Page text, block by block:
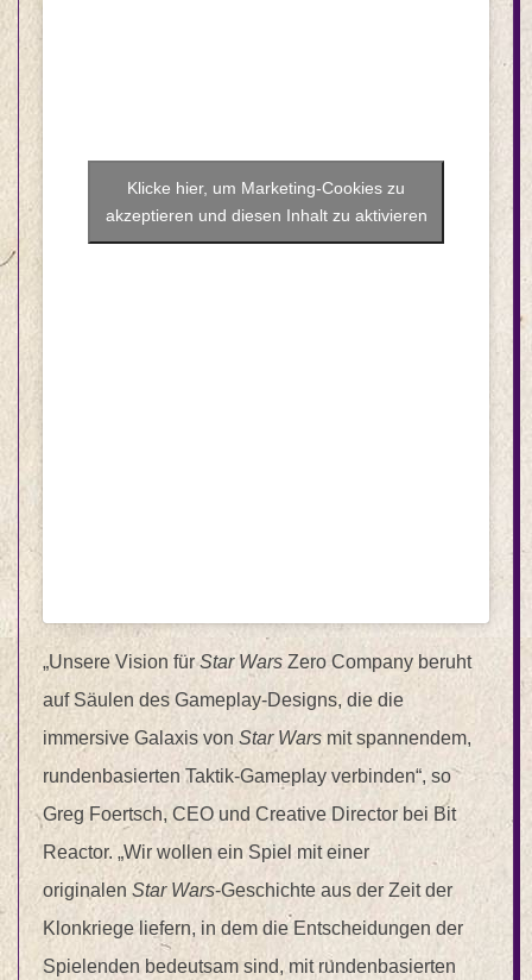
Klicke hier, um Marketing-Cookies zu
akzeptieren und diesen Inhalt zu aktivieren
„Unsere Vision fürStar Wars Zero Company beruht
auf Säulen des Gameplay-Designs, die die
immersive Galaxis von Star Wars mit spannendem,
rundenbasierten Taktik-Gameplay verbinden“, so
Greg Foertsch, CEO und Creative Director bei Bit
Reactor. „Wir wollen ein Spiel mit einer
originalen Star Wars-Geschichte aus der Zeit der
Klonkriege liefern, in dem die Entscheidungen der
Spielenden bedeutsam sind, mit rundenbasierten